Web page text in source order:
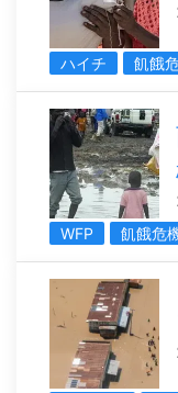
ハイチ 飢餓
WFP
飢餓危